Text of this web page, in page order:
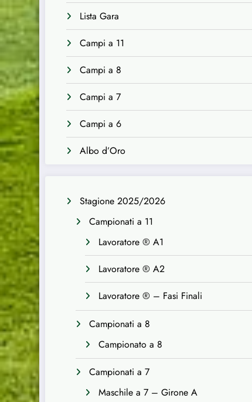
Lista Gara
Campi a 11
Campi a 8
Campi a 7
Campi a 6
Albo d’Oro
Stagione 2025/2026
Campionati a 11
Lavoratore ® A1
Lavoratore ® A2
Lavoratore ® – Fasi Finali
Campionati a 8
Campionato a 8
Campionati a 7
Maschile a 7 – Girone A